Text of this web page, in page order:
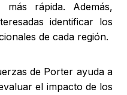
rápida. Además,
identificar los
de cada región.
de Porter ayuda a
el impacto de los